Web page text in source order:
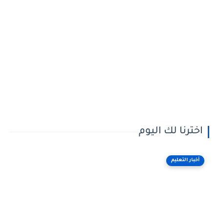
اخترنا لك اليوم
أخبار التعليم